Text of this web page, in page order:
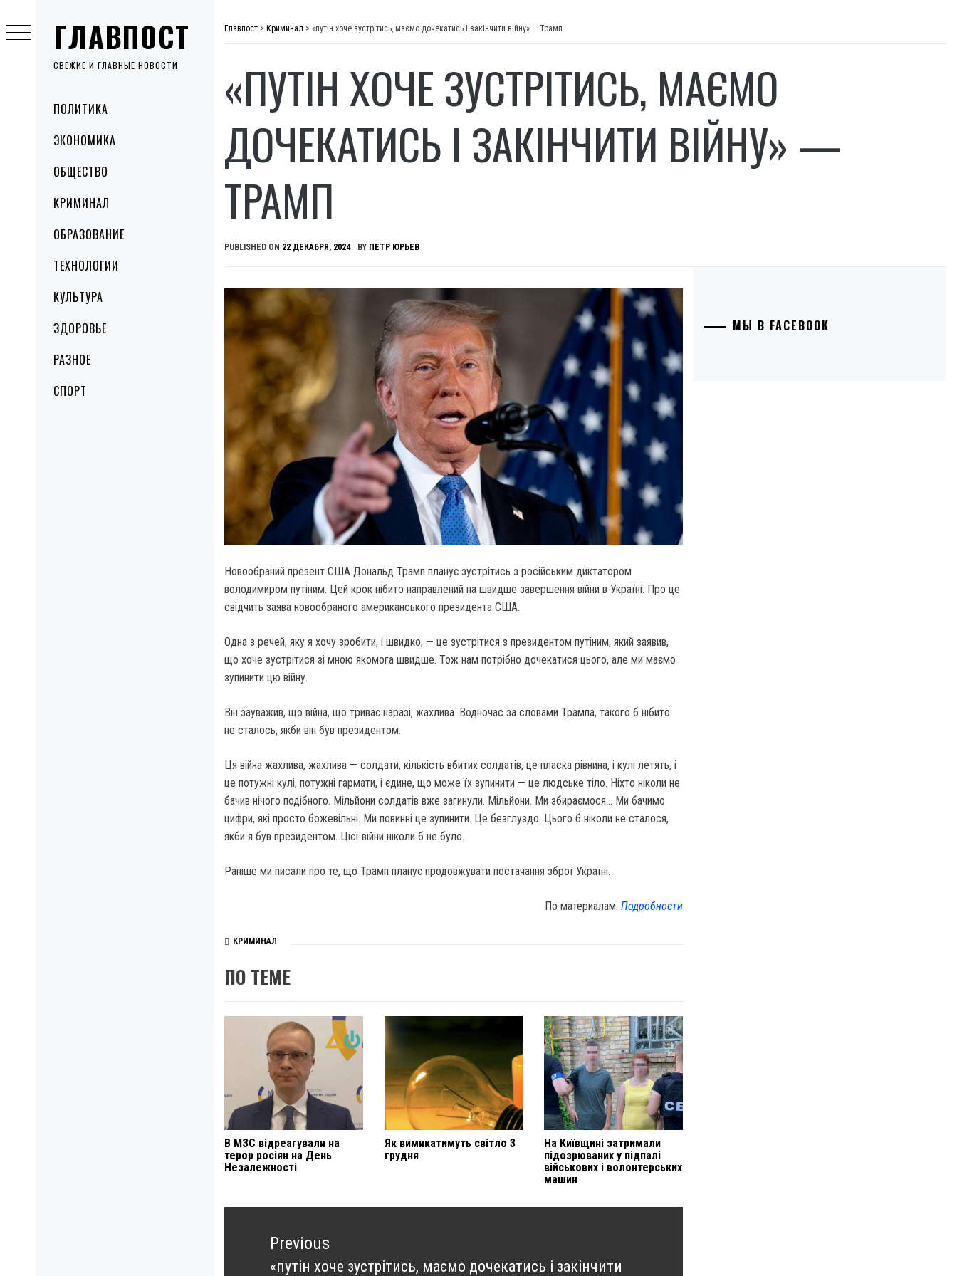
ГЛАВПОСТ
СВЕЖИЕ И ГЛАВНЫЕ НОВОСТИ
MenuПОЛИТИКА
ЭКОНОМИКА
ОБЩЕСТВО
КРИМИНАЛ
ОБРАЗОВАНИЕ
ТЕХНОЛОГИИ
КУЛЬТУРА
ЗДОРОВЬЕ
РАЗНОЕ
СПОРТ
to
content
Главпост > Криминал > «путін хоче зустрітись, маємо дочекатись і закінчити війну» — Трамп
«ПУТІН ХОЧЕ ЗУСТРІТИСЬ, МАЄМО
ДОЧЕКАТИСЬ І ЗАКІНЧИТИ ВІЙНУ» —
ТРАМП
PUBLISHED ON 22 ДЕКАБРЯ, 2024 BY ПЕТР ЮРЬЕВ
Новообраний презент США Дональд Трамп планує зустрітись з російським диктатором
володимиром путіним. Цей крок нібито направлений на швидше завершення війни в Україні. Про це
свідчить заява новообраного американського президента США.
Одна з речей, яку я хочу зробити, і швидко, — це зустрітися з президентом путіним, який заявив,
що хоче зустрітися зі мною якомога швидше. Тож нам потрібно дочекатися цього, але ми маємо
зупинити цю війну.
Він зауважив, що війна, що триває наразі, жахлива. Водночас за словами Трампа, такого б нібито
не сталось, якби він був президентом.
Ця війна жахлива, жахлива — солдати, кількість вбитих солдатів, це пласка рівнина, і кулі летять, і
це потужні кулі, потужні гармати, і єдине, що може їх зупинити — це людське тіло. Ніхто ніколи не
бачив нічого подібного. Мільйони солдатів вже загинули. Мільйони. Ми збираємося… Ми бачимо
цифри, які просто божевільні. Ми повинні це зупинити. Це безглуздо. Цього б ніколи не сталося,
якби я був президентом. Цієї війни ніколи б не було.
Раніше ми писали про те, що Трамп планує продовжувати постачання зброї Україні.
По материалам:Подробности
КРИМИНАЛ
ПО ТЕМЕ
В МЗС відреагували на
терор росіян на День
Незалежності
Як вимикатимуть світло 3
грудня
На Київщині затримали
підозрюваних у підпалі
військових і волонтерських
машин
Навигация
записямPrevious
Previous
«путін хоче зустрітись, маємо дочекатись і закінчити
МЫ В FACEBOOK